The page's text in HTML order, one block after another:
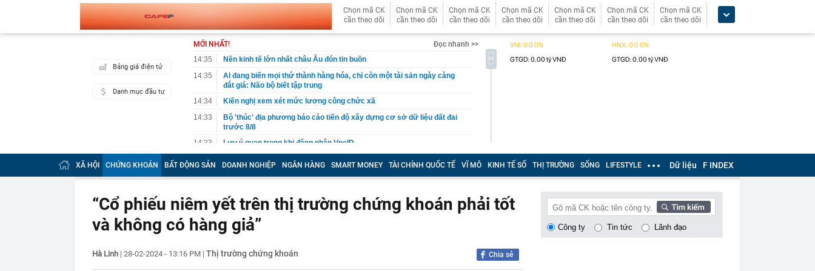
Chọn mã CK
cần theo dõi
Chọn mã CK
cần theo dõi
Chọn mã CK
cần theo dõi
Chọn mã CK
cần theo dõi
Chọn mã CK
cần theo dõi
Chọn mã CK
cần theo dõi
Chọn mã CK
cần theo dõi
Bảng giá điện tử
Danh mục đầu tư
MỚI NHẤT!
Đọc nhanh >>
14:35
Nền kinh tế lớn nhất châu Âu đón tin buồn
14:35
AI đang biến mọi thứ thành hàng hóa, chỉ còn một tài sản ngày càng
đắt giá: Não bộ biết tập trung
14:34
Kiến nghị xem xét mức lương công chức xã
14:33
Bộ 'thúc' địa phương báo cáo tiến độ xây dựng cơ sở dữ liệu đất đai
trước 8/8
14:33
Lưu ý quan trọng khi đăng nhập VneID
14:31
Chủ tịch Hiệp hội BĐS Việt Nam: Khi nguồn cung suy giảm, giá BĐS bị
đẩy lên cao... người dân, doanh nghiệp là những đối tượng chịu tác
động lớn nhất
Đồ hộp Hạ Long thua lỗ kỷ lục trong quý 2
14:26
Bắt Chủ tịch công ty Mekolor 'nổ' muốn chi cả trăm tỷ USD làm đường
sắt cao tốc
Coteccons chính thức triển khai Workday cho hơn 4.000 nhân sự trên
XÃ HỘI CHỨNG KHOÁN BẤT ĐỘNG SẢN DOANH NGHIỆP NGÂN HÀNG SMART MONEY TÀI CHÍNH QUỐC TẾ VĨ MÔ KINH TẾ SỐ THỊ TRƯỜNG SỐNG LIFESTYLE Dữ liệu F INDEX
“Cổ phiếu niêm yết trên thị trường chứng khoán phải tốt
và không có hàng giả”
Hà Linh | 28-02-2024 - 13:16 PM | Thị trường chứng khoán Chia sẻ
Công ty Tin tức Lãnh đạo